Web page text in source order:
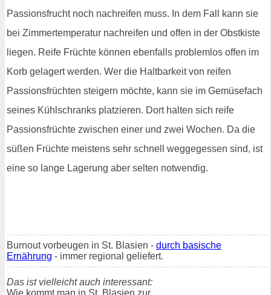
Passionsfrucht noch nachreifen muss. In dem Fall kann sie
bei Zimmertemperatur nachreifen und offen in der Obstkiste
liegen. Reife Früchte können ebenfalls problemlos offen im
Korb gelagert werden. Wer die Haltbarkeit von reifen
Passionsfrüchten steigern möchte, kann sie im Gemüsefach
seines Kühlschranks platzieren. Dort halten sich reife
Passionsfrüchte zwischen einer und zwei Wochen. Da die
süßen Früchte meistens sehr schnell weggegessen sind, ist
eine so lange Lagerung aber selten notwendig.
Burnout vorbeugen in St. Blasien - durch basische
Ernährung - immer regional geliefert.
Das ist vielleicht auch interessant:
Wie kommt man in St. Blasien zur